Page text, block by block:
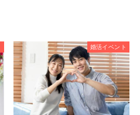
婚活イベント